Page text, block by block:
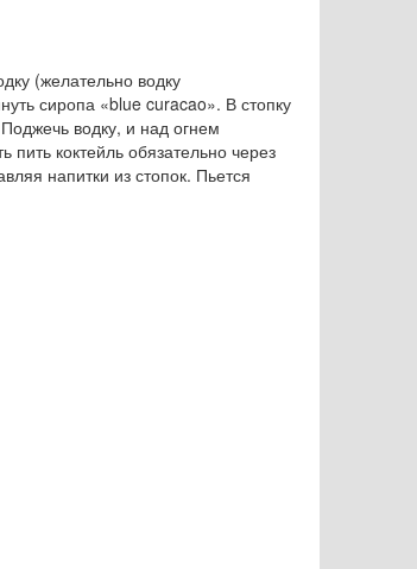
(желательно водку
сиропа «blue curacao». В стопку
водку, и над огнем
коктейль обязательно через
напитки из стопок. Пьется